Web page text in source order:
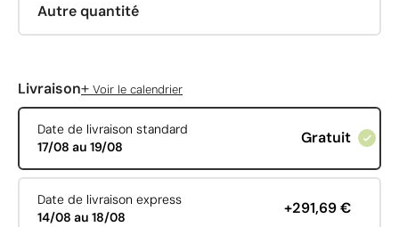
Autre quantité
Livraison+ Voir le calendrier
Date de livraison standard
17/08 au 19/08
Gratuit
Date de livraison express
14/08 au 18/08
+291,69 €